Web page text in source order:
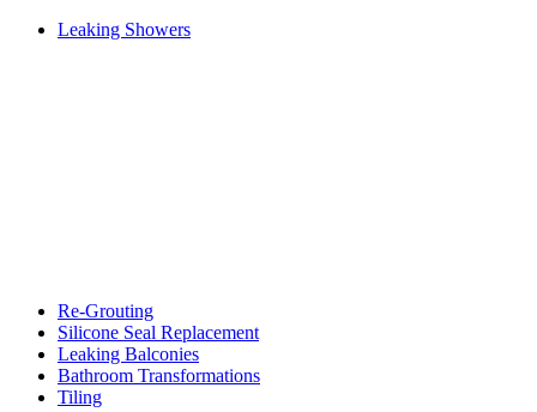
Leaking Showers
Re-Grouting
Silicone Seal Replacement
Leaking Balconies
Bathroom Transformations
Tiling